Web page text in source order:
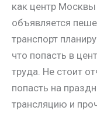
как центр Москвы
объявляется
транспорт
что попасть в
труда. Не стоит
попасть на
трансляцию и